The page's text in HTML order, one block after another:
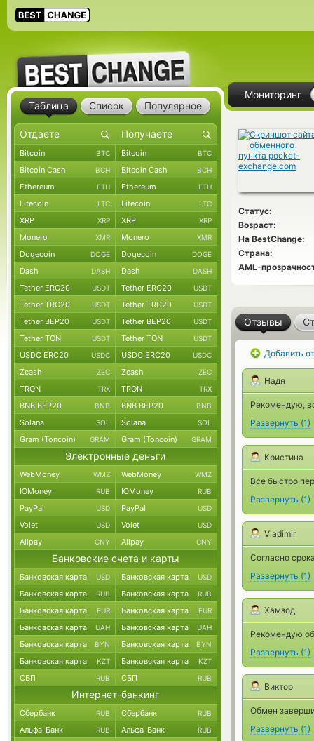
Мониторинг
Статус:
Возраст:
На BestChange:
Страна:
AML-
Отзывы
Добавить
Надя
Рекомендую,
Развернуть (1)
Кристина
Все быстро
Развернуть (1)
Vladimir
Согласно
Развернуть (1)
Хамзод
Рекомендую
Развернуть (1)
Виктор
Обмен
Развернуть (1)
Таблица Список Популярное
Bitcoin BTC Bitcoin BTC
Bitcoin Cash BCH Bitcoin Cash BCH
Ethereum ETH Ethereum ETH
Litecoin LTC Litecoin LTC
XRP XRP XRP XRP
Monero XMR Monero XMR
Dogecoin DOGE Dogecoin DOGE
Dash DASH Dash DASH
Tether ERC20 USDT Tether ERC20 USDT
Tether TRC20 USDT Tether TRC20 USDT
Tether BEP20 USDT Tether BEP20 USDT
Tether TON USDT Tether TON USDT
USDC ERC20 USDC USDC ERC20 USDC
Zcash ZEC Zcash ZEC
TRON TRX TRON TRX
BNB BEP20 BNB BNB BEP20 BNB
Solana SOL Solana SOL
Gram (Toncoin) GRAM Gram (Toncoin) GRAM
Электронные деньги
WebMoney WMZ WebMoney WMZ
ЮMoney RUB ЮMoney RUB
PayPal USD PayPal USD
Volet USD Volet USD
Alipay CNY Alipay CNY
Банковские счета и карты
Банковская карта USD Банковская карта USD
Банковская карта RUB Банковская карта RUB
Банковская карта EUR Банковская карта EUR
Банковская карта UAH Банковская карта UAH
Банковская карта BYN Банковская карта BYN
Банковская карта KZT Банковская карта KZT
СБП RUB СБП RUB
Интернет-банкинг
Сбербанк RUB Сбербанк RUB
Альфа-Банк RUB Альфа-Банк RUB